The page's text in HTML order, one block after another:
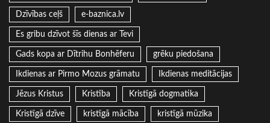
Dzīvības ceļš e-baznica.lv
Es gribu dzīvot šīs dienas ar Tevi
Gads kopa ar Dītrihu Bonhēferu grēku piedošana
Ikdienas ar Pirmo Mozus grāmatu Ikdienas meditācijas
Jēzus Kristus Kristība Kristīgā dogmatika
Kristīgā dzīve kristīgā mācība kristīgā mūzika